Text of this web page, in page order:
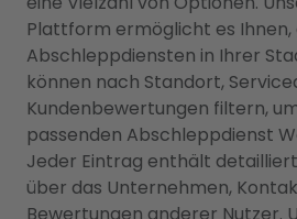
Plattform ermöglicht es Ihnen,
Abschleppdiensten in Ihrer
können nach Standort,
Kundenbewertungen filtern,
passenden Abschleppdienst
Jeder Eintrag enthält
über das Unternehmen,